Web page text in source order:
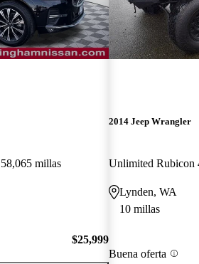
58,065 millas
$25,999
2014 Jeep Wrangler
Unlimited Rubicon
Lynden, WA
10 millas
Buena oferta